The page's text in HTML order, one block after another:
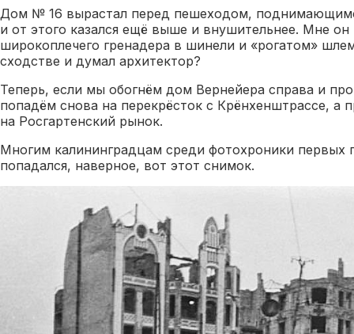
Дом № 16 вырастал перед пешеходом,
и от этого казался ещё выше и внушительнее. Мне он
широкоплечего гренадера в шинели и «рогатом»
сходстве и думал архитектор?
Теперь, если мы обогнём дом Вернейера справа и
попадём снова на перекрёсток с Крёнхенштрассе, а
на Росгартенский рынок.
Многим калининградцам среди фотохроники первых
попадался, наверное, вот этот снимок.